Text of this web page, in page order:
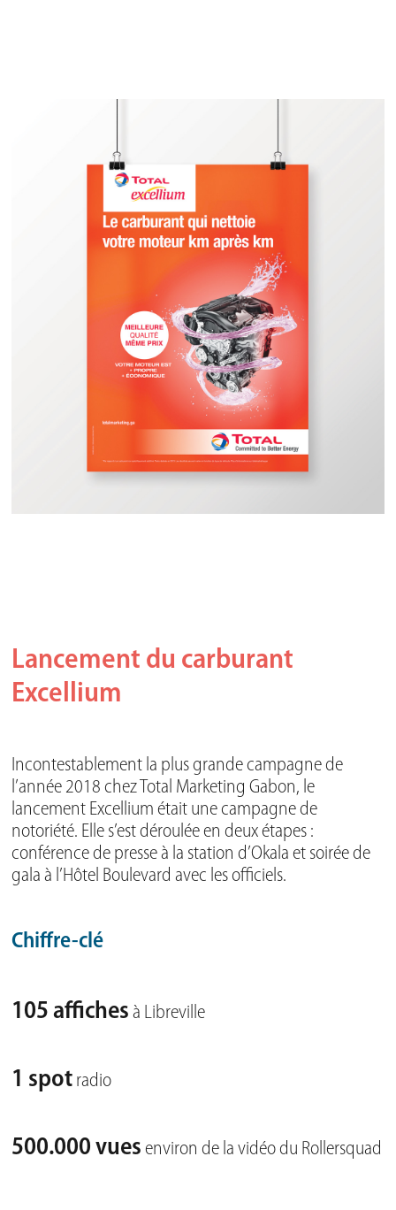
Lancement du carburant
Excellium
Incontestablement la plus grande campagne de
l’année 2018 chez Total Marketing Gabon, le
lancement Excellium était une campagne de
notoriété. Elle s’est déroulée en deux étapes :
conférence de presse à la station d’Okala et soirée de
gala à l’Hôtel Boulevard avec les officiels.
Chiffre-clé
105 affiches à Libreville
1 spot radio
500.000 vues environ de la vidéo du Rollersquad